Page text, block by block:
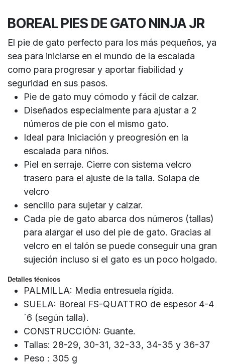
BOREAL PIES DE GATO NINJA JR
El pie de gato perfecto para los más pequeños, ya
sea para iniciarse en el mundo de la escalada
como para progresar y aportar fiabilidad y
seguridad en sus pasos.
Pie de gato muy cómodo y fácil de calzar.
Diseñados especialmente para ajustar a 2
números de pie con el mismo gato.
Ideal para Iniciación y preogresión en la
escalada para niños.
Piel en serraje. Cierre con sistema velcro
trasero para el ajuste de la talla. Solapa de
velcro
sencillo para sujetar y calzar.
Cada pie de gato abarca dos números (tallas)
para alargar el uso del pie de gato. Gracias al
velcro en el talón se puede conseguir una gran
sujeción incluso si el gato es un poco holgado.
Detalles técnicos
PALMILLA: Media entresuela rígida.
SUELA: Boreal FS-QUATTRO de espesor 4-4
´6 (según talla).
CONSTRUCCIÓN: Guante.
Tallas: 28-29, 30-31, 32-33, 34-35 y 36-37
Peso : 305 g